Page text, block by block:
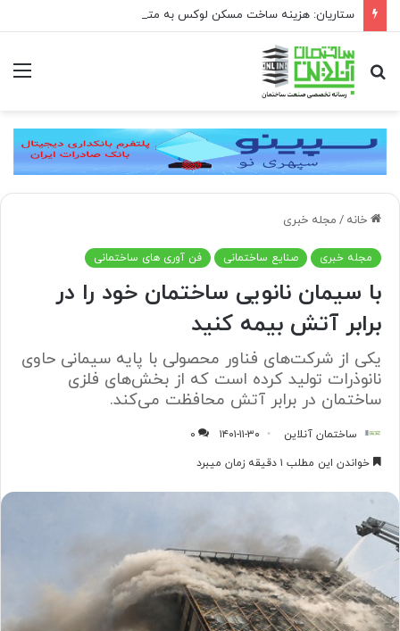
جستجو
برای
خانه / مجله خبری
مجله خبری صنایع ساختمانی فن آوری های ساختمانی
با سیمان نانویی ساختمان خود را در
برابر آتش بیمه کنید
یکی از شرکت‌های فناور محصولی با پایه سیمانی حاوی
نانوذرات تولید کرده است که از بخش‌های فلزی
ساختمان در برابر آتش محافظت می‌کند.
ساختمان آنلاین ۱۴۰۱-۱۱-۳۰
۰
خواندن این مطلب ۱ دقیقه زمان میبرد